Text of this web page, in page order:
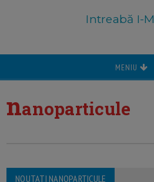
Intreabă I-
MENIU
nanoparticule
NOUTATI NANOPARTICULE